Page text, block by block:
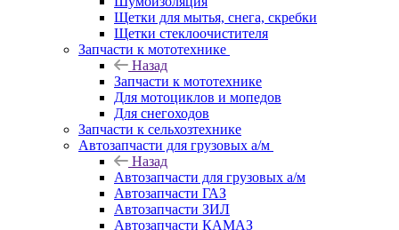
Щетки для мытья, снега, скребки
Щетки стеклоочистителя
Запчасти к мототехнике
Назад
Запчасти к мототехнике
Для мотоциклов и мопедов
Для снегоходов
Запчасти к сельхозтехнике
Автозапчасти для грузовых а/м
Назад
Автозапчасти для грузовых а/м
Автозапчасти ГАЗ
Автозапчасти ЗИЛ
Автозапчасти КАМАЗ